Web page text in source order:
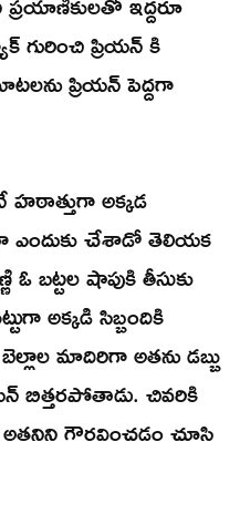
గురించి ప్రియన్ కి
ప్రియన్ పెద్దగా
అక్కడ
ఎందుకు చేశాడో తెలియక
ఓ బట్టల షాపుకి తీసుకు
అక్కడి సిబ్బందికి
మాదిరిగా అతను డబ్బు
బిత్తరపోతాడు. చివరికి
గౌరవించడం చూసి